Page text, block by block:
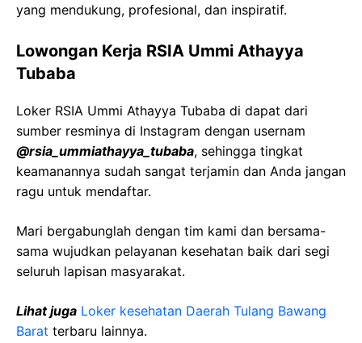
yang mendukung, profesional, dan inspiratif.
Lowongan Kerja RSIA Ummi Athayya
Tubaba
Loker RSIA Ummi Athayya Tubaba di dapat dari
sumber resminya di Instagram dengan usernam
@rsia_ummiathayya_tubaba, sehingga tingkat
keamanannya sudah sangat terjamin dan Anda jangan
ragu untuk mendaftar.
Mari bergabunglah dengan tim kami dan bersama-
sama wujudkan pelayanan kesehatan baik dari segi
seluruh lapisan masyarakat.
Lihat juga Loker kesehatan Daerah Tulang Bawang
Barat terbaru lainnya.